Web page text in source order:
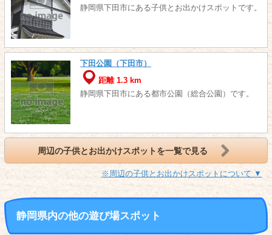
静岡県下田市にある子供とお出かけスポットです。
下田公園（下田市）
距離 1.3 km
静岡県下田市にある都市公園（総合公園）です。
周辺の子供とお出かけスポットを一覧で見る
※周辺の子供とお出かけスポットについて ▼
静岡県内の他の遊び場スポット